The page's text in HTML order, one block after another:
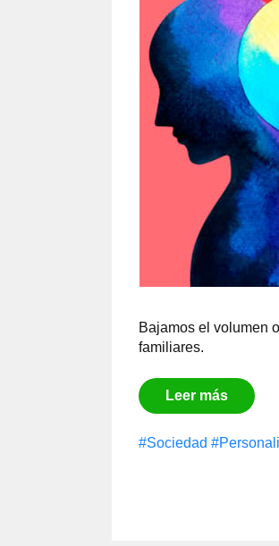
Bajamos el volumen
familiares.
Leer más
#Sociedad